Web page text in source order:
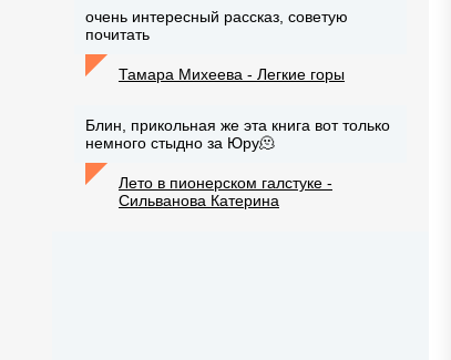
очень интересный рассказ, советую
почитать
Тамара Михеева - Легкие горы
Блин, прикольная же эта книга вот только
немного стыдно за Юру🫠
Лето в пионерском галстуке -
Сильванова Катерина